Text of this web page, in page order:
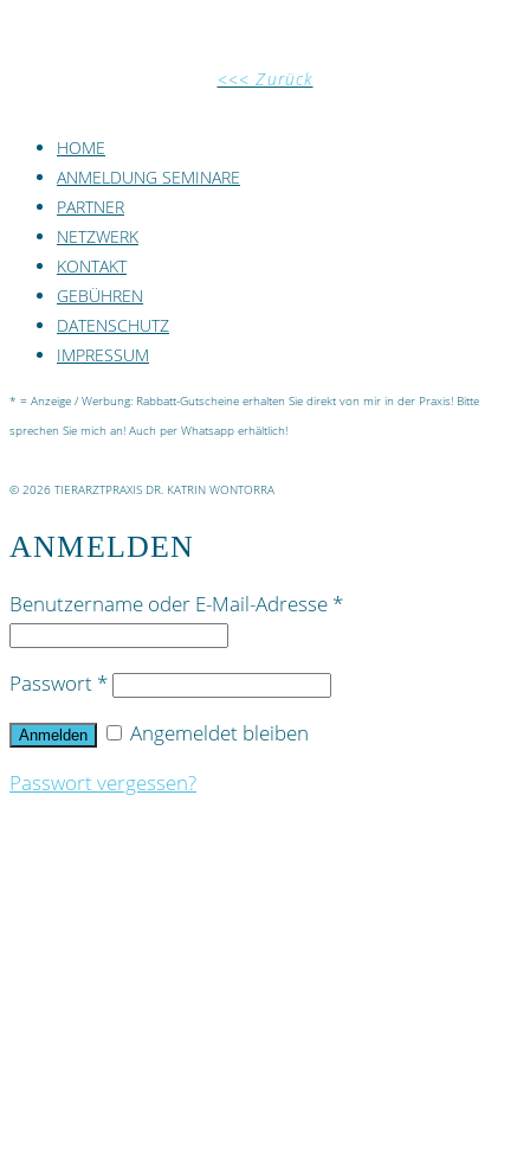
<<< Zurück
HOME
ANMELDUNG SEMINARE
PARTNER
NETZWERK
KONTAKT
GEBÜHREN
DATENSCHUTZ
IMPRESSUM
* = Anzeige / Werbung: Rabbatt-Gutscheine erhalten Sie direkt von mir in der Praxis! Bitte
sprechen Sie mich an! Auch per Whatsapp erhältlich!
© 2026 TIERARZTPRAXIS DR. KATRIN WONTORRA
ANMELDEN
Benutzername oder E-Mail-Adresse *
Passwort *
Anmelden
Angemeldet bleiben
Passwort vergessen?